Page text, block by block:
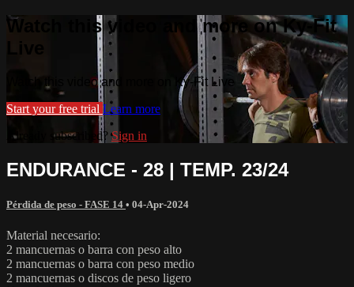
Watch this video and more on Ky-Fit
Live
Watch this video and more on Ky-Fit Live
Start your free trial Learn more
Already subscribed?Sign in
ENDURANCE - 28 | TEMP. 23/24
Pérdida de peso - FASE 14 • 04-Apr-2024
Material necesario:
2 mancuernas o barra con peso alto
2 mancuernas o barra con peso medio
2 mancuernas o discos de peso ligero